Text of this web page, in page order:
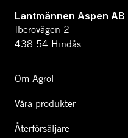
Lantmännen Aspen AB
Iberovägen 2
438 54 Hindås
Om Agrol
Våra produkter
Återförsäljare